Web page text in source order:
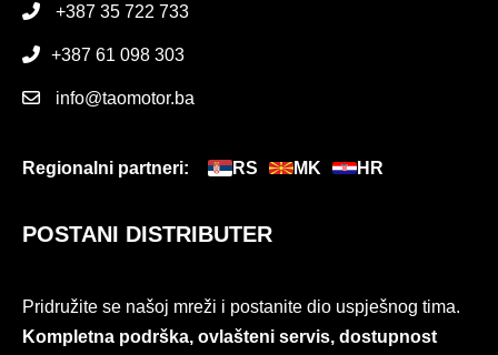
+387 35 722 733
+387 61 098 303
info@taomotor.ba
Regionalni partneri: RS MK HR
POSTANI DISTRIBUTER
Pridružite se našoj mreži i postanite dio uspješnog tima.
Kompletna podrška, ovlašteni servis, dostupnost